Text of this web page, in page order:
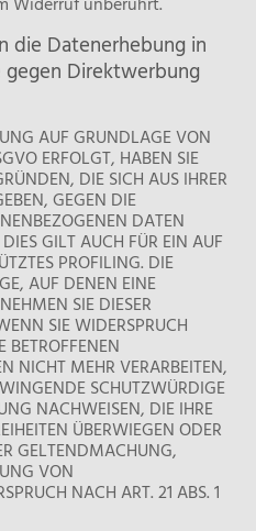
die Datenerhebung in
Direktwerbung
AUF GRUNDLAGE VON
ERFOLGT, HABEN SIE
DIE SICH AUS IHRER
GEGEN DIE
DATEN
GILT AUCH FÜR EIN AUF
PROFILING. DIE
AUF DENEN EINE
SIE DIESER
SIE WIDERSPRUCH
BETROFFENEN
NICHT MEHR VERARBEITEN,
SCHUTZWÜRDIGE
NACHWEISEN, DIE IHRE
ÜBERWIEGEN ODER
GELTENDMACHUNG,
VON
NACH ART. 21 ABS. 1